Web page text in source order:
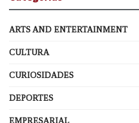
ARTS AND ENTERTAINMENT
CULTURA
CURIOSIDADES
DEPORTES
EMPRESARIAL